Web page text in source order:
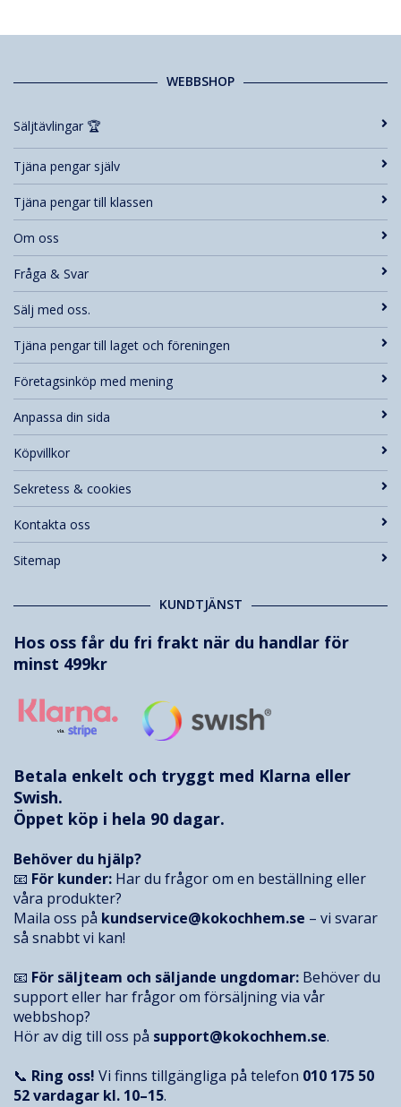
WEBBSHOP
Säljtävlingar 🏆
Tjäna pengar själv
Tjäna pengar till klassen
Om oss
Fråga & Svar
Sälj med oss.
Tjäna pengar till laget och föreningen
Företagsinköp med mening
Anpassa din sida
Köpvillkor
Sekretess & cookies
Kontakta oss
Sitemap
KUNDTJÄNST
Hos oss får du fri frakt när du handlar för
minst 499kr
Betala enkelt och tryggt med Klarna eller
Swish.
Öppet köp i hela 90 dagar.
Behöver du hjälp?
📧 För kunder: Har du frågor om en beställning eller
våra produkter?
Maila oss på kundservice@kokochhem.se – vi svarar
så snabbt vi kan!
📧 För säljteam och säljande ungdomar: Behöver du
support eller har frågor om försäljning via vår
webbshop?
Hör av dig till oss på support@kokochhem.se.
📞 Ring oss! Vi finns tillgängliga på telefon 010 175 50
52vardagar kl. 10–15.